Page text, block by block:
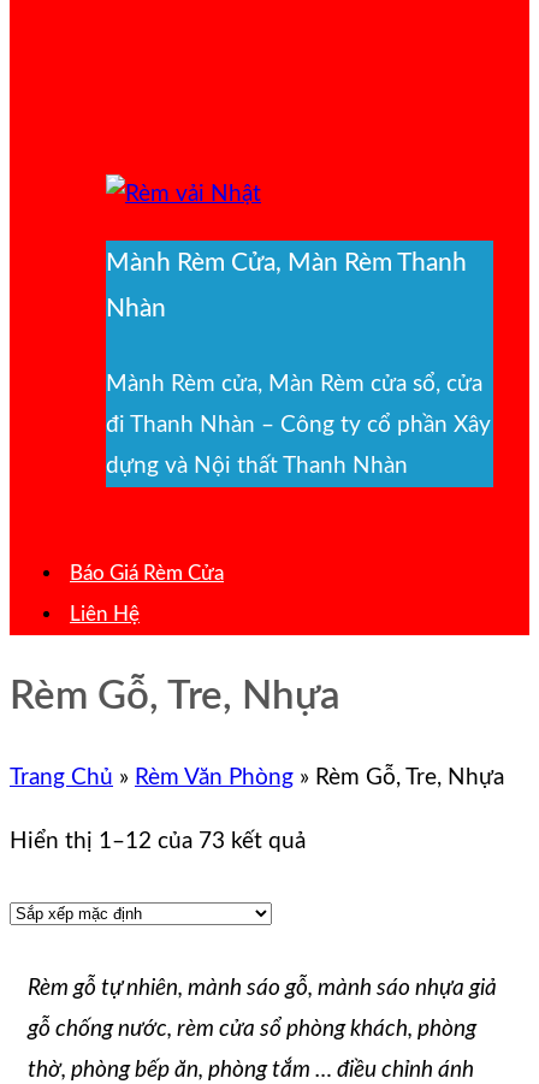
Mành Rèm Cửa, Màn Rèm Thanh
Nhàn
Mành Rèm cửa, Màn Rèm cửa sổ, cửa
đi Thanh Nhàn – Công ty cổ phần Xây
dựng và Nội thất Thanh Nhàn
Báo Giá Rèm Cửa
Liên Hệ
Rèm Gỗ, Tre, Nhựa
Trang Chủ » Rèm Văn Phòng » Rèm Gỗ, Tre, Nhựa
Hiển thị 1–12 của 73 kết quả
Rèm gỗ tự nhiên, mành sáo gỗ, mành sáo nhựa giả
gỗ chống nước, rèm cửa sổ phòng khách, phòng
thờ, phòng bếp ăn, phòng tắm … điều chỉnh ánh